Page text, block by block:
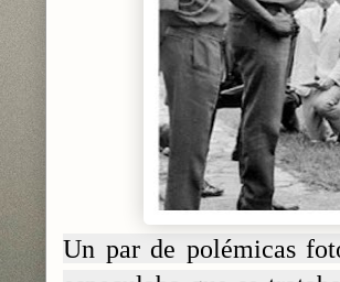
Un par de polémicas